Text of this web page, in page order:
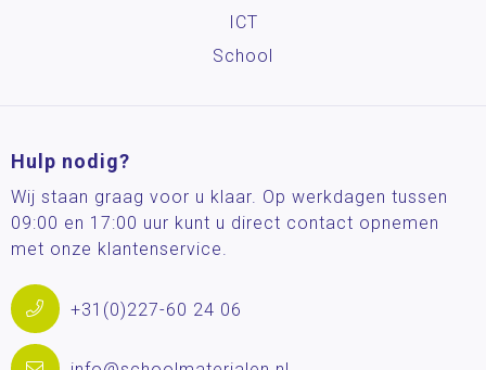
ICT
School
Hulp nodig?
Wij staan graag voor u klaar. Op werkdagen tussen
09:00 en 17:00 uur kunt u direct contact opnemen
met onze klantenservice.
+31(0)227-60 24 06